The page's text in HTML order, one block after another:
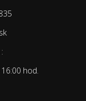
hod.